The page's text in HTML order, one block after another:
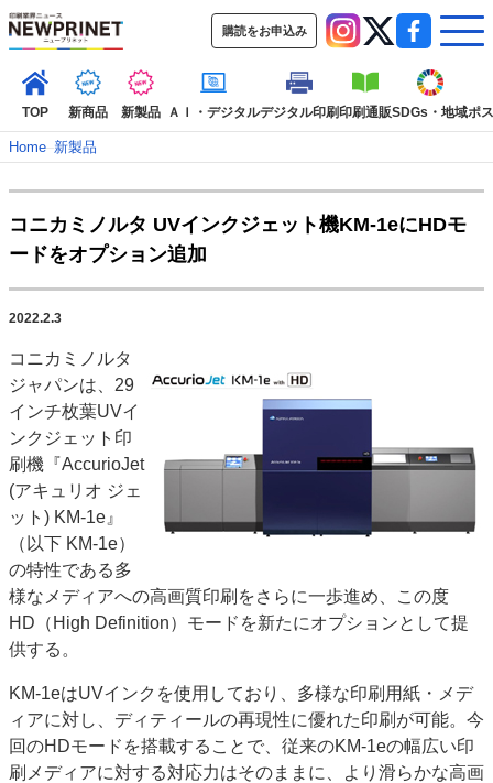
購読をお申込み
TOP 新商品 新製品 ＡＩ・デジタルデジタル印刷印刷通販SDGs・地域ポ
TOP
新着記事 特集記事
インタビュー
コレクション
SDGs・地域
ポストプレス ビジネス イベント
市場・統計
人事・移転・異動・訃報
特集記事カテゴリー一覧
2022 見える化・MIS特集
特集・デジタル印刷 アイデアで勝負！ ～多様なビジネス・多彩な商材～
JAPAN PACK 2023 特集
特集・デジタル印刷 ～ 新成長軌道を描く
案内
発刊案内
運営
会社案内
購読・購入申し込み
サイトポリシー
お問い合わせ
Home–新製品
コニカミノルタ UVインクジェット機KM-1eにHDモ
ードをオプション追加
2022.2.3
コニカミノルタ
ジャパンは、29
インチ枚葉UVイ
ンクジェット印
刷機『AccurioJet
(アキュリオ ジェ
ット) KM-1e』
（以下 KM-1e）
の特性である多
様なメディアへの高画質印刷をさらに一歩進め、この度
HD（High Definition）モードを新たにオプションとして提
供する。
KM-1eはUVインクを使用しており、多様な印刷用紙・メデ
ィアに対し、ディティールの再現性に優れた印刷が可能。今
回のHDモードを搭載することで、従来のKM-1eの幅広い印
刷メディアに対する対応力はそのままに、より滑らかな高画